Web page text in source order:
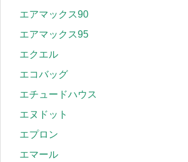
エアマックス90
エアマックス95
エクエル
エコバッグ
エチュードハウス
エヌドット
エプロン
エマール